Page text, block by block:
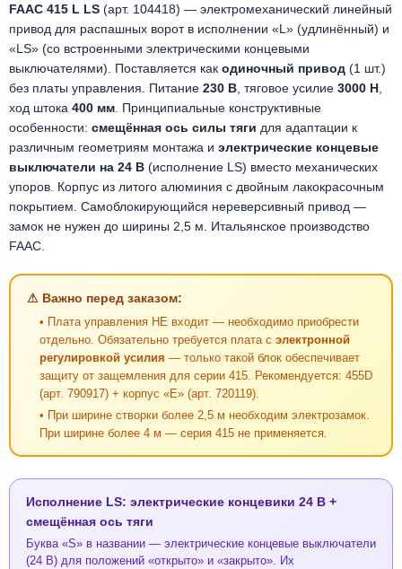
FAAC 415 L LS (арт. 104418) — электромеханический линейный
привод для распашных ворот в исполнении «L» (удлинённый) и
«LS» (со встроенными электрическими концевыми
выключателями). Поставляется как одиночный привод (1 шт.)
без платы управления. Питание 230 В , тяговое усилие 3000 Н
ход штока 400 мм . Принципиальные конструктивные
особенности: смещённая ось силы тяги для адаптации к
различным геометриям монтажа и электрические концевые
выключатели на 24 В (исполнение LS) вместо механических
упоров. Корпус из литого алюминия с двойным лакокрасочным
покрытием. Самоблокирующийся нереверсивный привод —
замок не нужен до ширины 2,5 м. Итальянское производство
FAAC.
⚠ Важно перед заказом:
• Плата управления НЕ входит — необходимо приобрести
отдельно. Обязательно требуется плата с электронной
регулировкой усилия — только такой блок обеспечивает
защиту от защемления для серии 415. Рекомендуется: 455D
(арт. 790917) + корпус «Е» (арт. 720119).
• При ширине створки более 2,5 м необходим электрозамок.
При ширине более 4 м — серия 415 не применяется.
Исполнение LS: электрические концевики 24 В +
смещённая ось тяги
Буква «S» в названии — электрические концевые выключатели
(24 В) для положений «открыто» и «закрыто». Их